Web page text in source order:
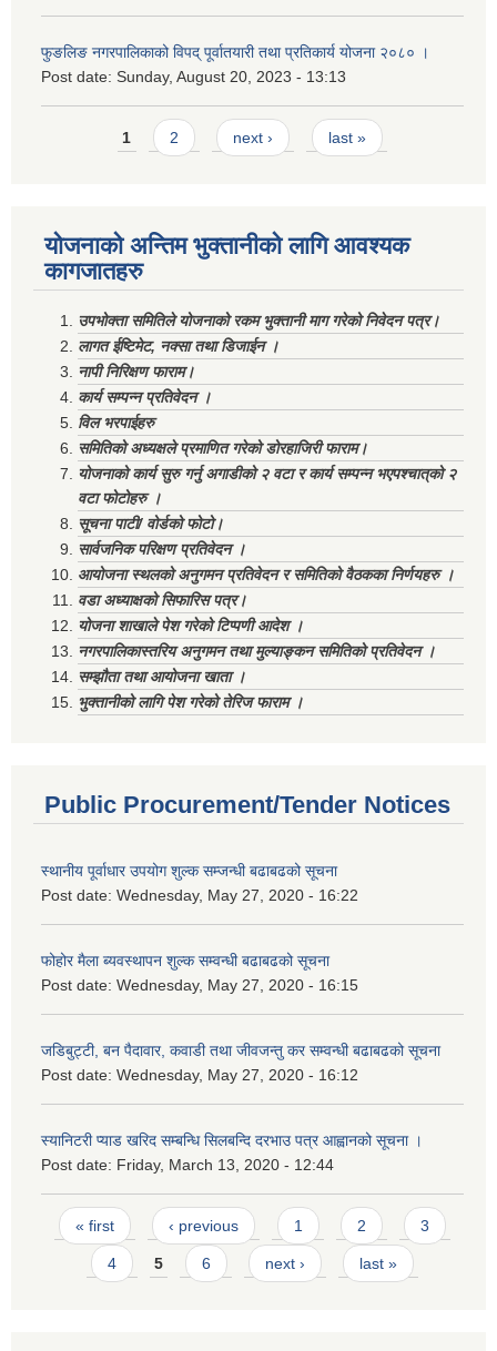
फुङलिङ नगरपालिकाको विपद् पूर्वातयारी तथा प्रतिकार्य योजना २०८० ।
Post date: Sunday, August 20, 2023 - 13:13
Pages1 2 next › last »
योजनाको अन्तिम भुक्तानीको लागि आवश्यक
कागजातहरु
उपभोक्ता समितिले योजनाको रकम भुक्तानी माग गरेको निवेदन पत्र।
लागत ईष्टिमेट, नक्सा तथा डिजाईन ।
नापी निरिक्षण फाराम।
कार्य सम्पन्न प्रतिवेदन ।
विल भरपाईहरु
समितिको अध्यक्षले प्रमाणित गरेको डोरहाजिरी फाराम।
योजनाको कार्य सुरु गर्नु अगाडीको २ वटा र कार्य सम्पन्न भएपश्चात्‌को २
वटा फोटोहरु ।
सूचना पाटी/ वोर्डको फोटो।
सार्वजनिक परिक्षण प्रतिवेदन ।
आयोजना स्थलको अनुगमन प्रतिवेदन र समितिको वैठकका निर्णयहरु ।
वडा अध्याक्षको सिफारिस पत्र।
योजना शाखाले पेश गरेको टिप्पणी आदेश ।
नगरपालिकास्तरिय अनुगमन तथा मुल्याङ्कन समितिको प्रतिवेदन ।
सम्झौता तथा आयोजना खाता ।
भुक्तानीको लागि पेश गरेको तेरिज फाराम ।
Public Procurement/Tender Notices
स्थानीय पूर्वाधार उपयोग शुल्क सम्जन्धी बढाबढको सूचना
Post date: Wednesday, May 27, 2020 - 16:22
फोहोर मैला ब्यवस्थापन शुल्क सम्वन्धी बढाबढको सूचना
Post date: Wednesday, May 27, 2020 - 16:15
जडिबुट्टी, बन पैदावार, कवाडी तथा जीवजन्तु कर सम्वन्धी बढाबढको सूचना
Post date: Wednesday, May 27, 2020 - 16:12
स्यानिटरी प्याड खरिद सम्बन्धि सिलबन्दि दरभाउ पत्र आह्वानको सूचना ।
Post date: Friday, March 13, 2020 - 12:44
Pages
« first ‹ previous 1 2 3
4 5 6 next › last »